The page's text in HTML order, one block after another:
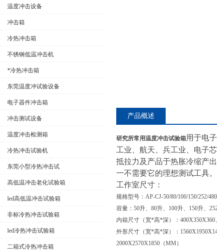
温度冲击设备
冲击箱
冷热冲击箱
不锈钢低温冲击机
*冷热冲击箱
东莞温度冲试验设备
电子器件冲击箱
冲击测试设备
温度冲击检测箱
冷热冲击试验机
东莞小型冷热冲击试
高低温冲击老化试验箱
led高低温冲击试验箱
非标冷热冲击试验箱
led冷热冲击试验箱
二箱式冷热冲击箱
产品概述
研究所常用温度冲击试验箱用于电
工业、航天、兵工业、电子
抵拉力及产品于热胀冷缩产
一不需要它的理想测试工具。
工作室尺寸：
规格型号：AP-CJ-50/80/100/150/252/480
容量：50升、80升、100升、150升、
内箱尺寸（宽*高*深）：400X350X360
外形尺寸（宽*高*深）：
2000X2570X1850（MM）